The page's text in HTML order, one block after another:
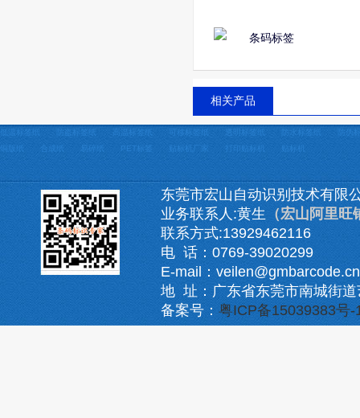
相关产品
低温标签纸 防盗标签纸 高温标签纸 可移标签纸 透明标签纸 防水标签纸
防伪
合成纸 PET标签 贴标机厂家 打印贴标机 贴标机
东莞市宏山自动识别技术有限
业务联系人:黄生 （宏山阿里旺
联系方式:13929462116
电 话：0769-39020299
E-mail：veilen@gmbarcode.cn
地 址：广东省东莞市南城街
备案号： 粤ICP备15039383号-